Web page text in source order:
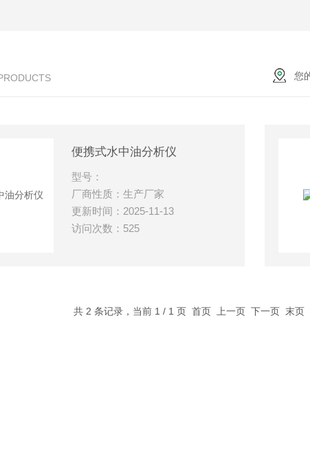
您
便携式水中油分析仪
型号：
厂商性质：生产厂家
更新时间：2025-11-13
访问次数：525
共 2 条记录，当前 1 / 1 页 首页 上一页 下一页 末页